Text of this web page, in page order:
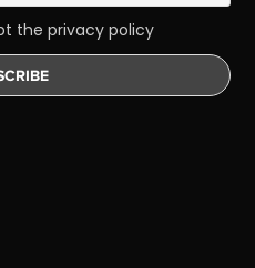
the privacy policy